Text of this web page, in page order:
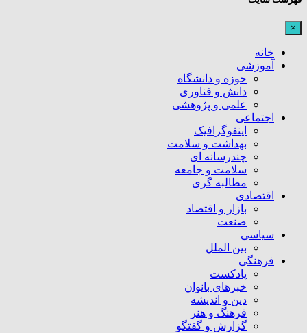
×
خانه
آموزشی
حوزه و دانشگاه
دانش و فناوری
علمی و پژوهشی
اجتماعی
اینفوگرافیک
بهداشت و سلامت
چندرسانه ای
سلامت و جامعه
مطالبه گری
اقتصادی
بازار و اقتصاد
صنعت
سیاسی
بین الملل
فرهنگی
پادکست
خبرهای بانوان
دین و اندیشه
فرهنگ و هنر
گزارش و گفتگو